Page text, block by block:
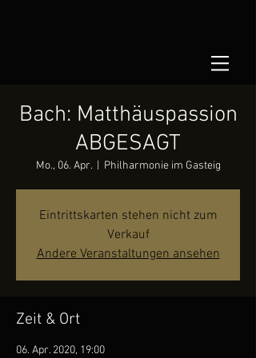
Bach: Matthäuspassion
ABGESAGT
Mo., 06. Apr.
  |
Philharmonie im Gasteig
Eintrittskarten stehen nicht zum
Verkauf
Andere Veranstaltungen ansehen
Zeit & Ort
06. Apr. 2020, 19:00